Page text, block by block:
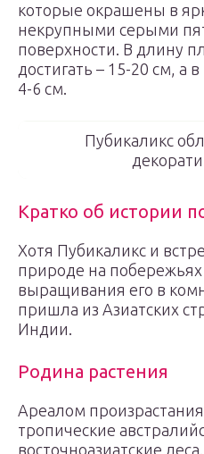
которые окрашены в
некрупными серыми
поверхности. В длину
достигать – 15-20 см, а
4-6 см.
Пубикаликс
Кратко об истории
Хотя Пубикаликс и
природе на
выращивания его в
пришла из Азиатских
Индии.
Родина растения
Ареалом
тропические
восточноазиатские леса.